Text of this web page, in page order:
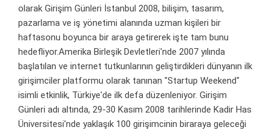
olarak Girişim Günleri İstanbul 2008, bilişim, tasarım,
pazarlama ve iş yönetimi alanında uzman kişileri bir
haftasonu boyunca bir araya getirerek işte tam bunu
hedefliyor.Amerika Birleşik Devletleri'nde 2007 yılında
başlatılan ve internet tutkunlarının geliştirdikleri dünyanın ilk
girişimciler platformu olarak tanınan "Startup Weekend"
isimli etkinlik, Türkiye'de ilk defa düzenleniyor. Girişim
Günleri adı altında, 29-30 Kasım 2008 tarihlerinde Kadir Has
Üniversitesi'nde yaklaşık 100 girişimcinin biraraya geleceği